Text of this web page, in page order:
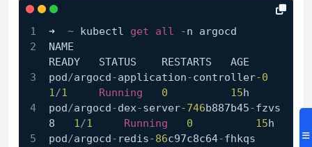
➜ ~ kubectl get all -n argocd
NAME
READY   STATUS    RESTARTS   AGE
pod/argocd-application-controller-0
1/1 Running 0 15h
pod/argocd-dex-server-746b887b45-fzvs
8 1/1 Running 0 15h
pod/argocd- redis-86c97c8c64-
fhkqs